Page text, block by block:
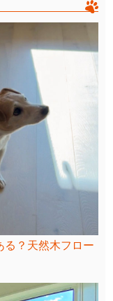
る？天然木フロー